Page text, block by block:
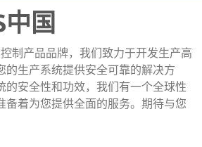
中国
制产品品牌，我们致力于开发生产高
的生产系统提供安全可靠的解决方
的安全性和功效，我们有一个全球性
备着为您提供全面的服务。期待与您